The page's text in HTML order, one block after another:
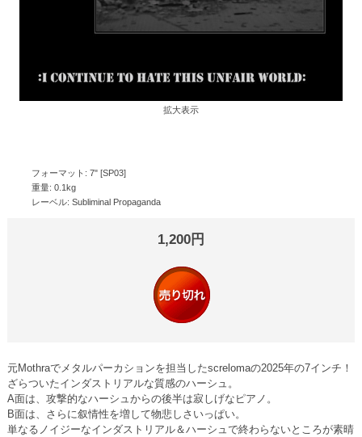
拡大表示
フォーマット: 7" [SP03]
重量: 0.1kg
レーベル: Subliminal Propaganda
1,200円
元Mothraでメタルパーカションを担当したscrelomaの2025年の7インチ！
ざらついたインダストリアルな質感のハーシュ。
A面は、攻撃的なハーシュからの後半は寂しげなピアノ。
B面は、さらに叙情性を増して物悲しさいっぱい。
単なるノイジーなインダストリアル＆ハーシュで終わらないところが素晴